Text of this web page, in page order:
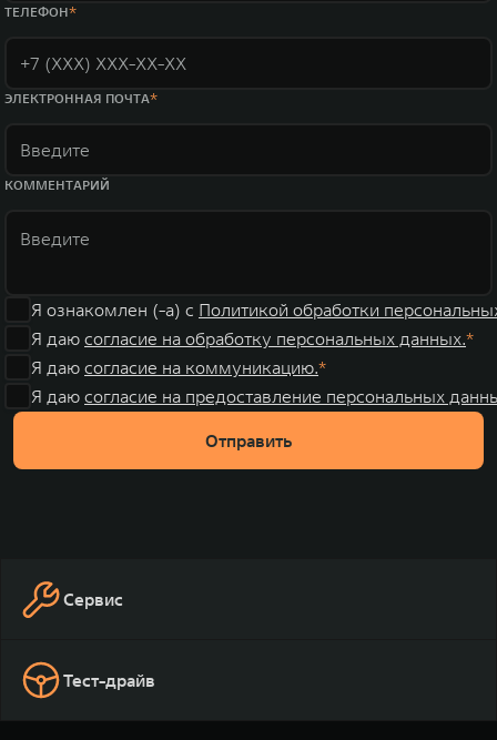
ТЕЛЕФОН
ЭЛЕКТРОННАЯ ПОЧТА
КОММЕНТАРИЙ
Я ознакомлен (-а) с Политикой обработки
Я даю согласие на обработку персональных данных.
Я даю согласие на коммуникацию.
Я даю согласие на предоставление персональных
Отправить
Сервис
Тест-драйв